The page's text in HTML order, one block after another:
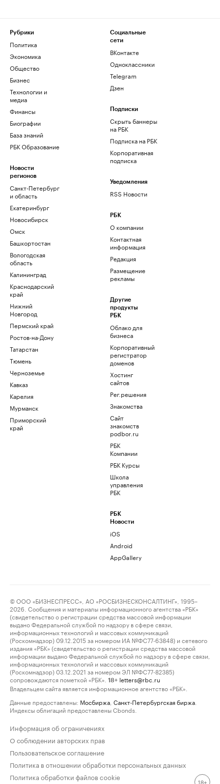
Рубрики
Политика
Экономика
Общество
Бизнес
Технологии и
медиа
Финансы
Биографии
База знаний
РБК Образование
Новости
регионов
Санкт-Петербург
и область
Екатеринбург
Новосибирск
Омск
Башкортостан
Вологодская
область
Калининград
Краснодарский
край
Нижний
Новгород
Пермский край
Ростов-на-Дону
Татарстан
Тюмень
Черноземье
Кавказ
Карелия
Мурманск
Приморский
край
Социальные
сети
ВКонтакте
Одноклассники
Telegram
Дзен
Подписки
Скрыть баннеры
на РБК
Подписка на РБК
Корпоративная
подписка
Уведомления
RSS Новости
РБК
О компании
Контактная
информация
Редакция
Размещение
рекламы
Другие
продукты
РБК
Облако для
бизнеса
Корпоративный
регистратор
доменов
Хостинг
сайтов
Рег.решения
Знакомства
Сайт
знакомств
podbor.ru
РБК
Компании
РБК Курсы
Школа
управления
РБК
РБК
Новости
iOS
Android
AppGallery
© ООО «БИЗНЕСПРЕСС», АО «РОСБИЗНЕСКОНСАЛТИНГ», 1995–
2026. Сообщения и материалы информационного агентства «РБК»
(свидетельство о регистрации средства массовой информации
выдано Федеральной службой по надзору в сфере связи,
информационных технологий и массовых коммуникаций
(Роскомнадзор) 09.12.2015 за номером ИА №ФС77-63848) и сетевого
издания «РБК» (свидетельство о регистрации средства массовой
информации выдано Федеральной службой по надзору в сфере связи,
информационных технологий и массовых коммуникаций
(Роскомнадзор) 03.12.2021 за номером ЭЛ №ФС77-82385)
сопровождаются пометкой «РБК».
18+ letters@rbc.ru
Владельцем сайта является информационное агентство «РБК».
Данные предоставлены: Мосбиржа Санкт-Петербургская биржа
Индексы облигаций предоставлены Cbonds.
Информация об ограничениях
О соблюдении авторских прав
Пользовательское соглашение
Политика в отношении обработки персональных данных
Политика обработки файлов cookie
18+